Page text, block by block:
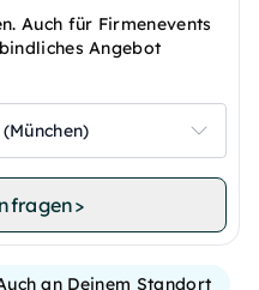
Auch für Firmenevents
Angebot
>
an Deinem Standort